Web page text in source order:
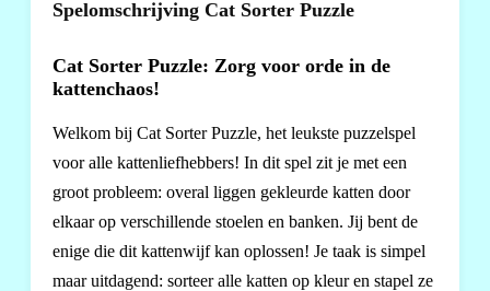
Spelomschrijving Cat Sorter Puzzle
Cat Sorter Puzzle: Zorg voor orde in de
kattenchaos!
Welkom bij Cat Sorter Puzzle, het leukste puzzelspel
voor alle kattenliefhebbers! In dit spel zit je met een
groot probleem: overal liggen gekleurde katten door
elkaar op verschillende stoelen en banken. Jij bent de
enige die dit kattenwijf kan oplossen! Je taak is simpel
maar uitdagend: sorteer alle katten op kleur en stapel ze